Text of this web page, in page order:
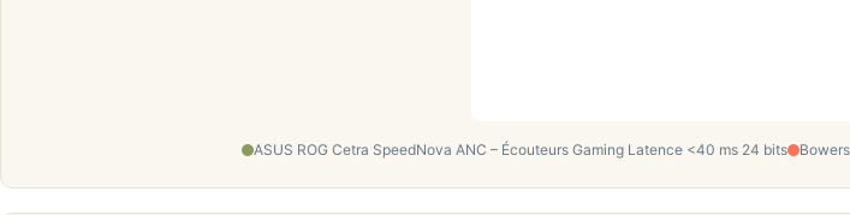
ASUS ROG Cetra SpeedNova ANC – Écouteurs Gaming Latence <40 ms 24 bits